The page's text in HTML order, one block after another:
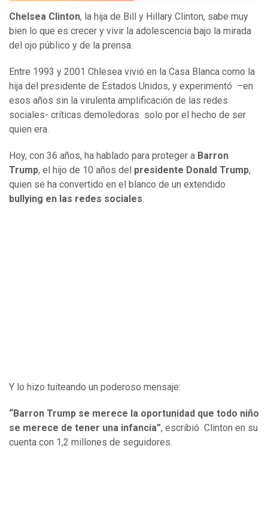
Chelsea Clinton, la hija de Bill y Hillary Clinton, sabe muy
bien lo que es crecer y vivir la adolescencia bajo la mirada
del ojo público y de la prensa.
Entre 1993 y 2001 Chlesea vivió en la Casa Blanca como la
hija del presidente de Estados Unidos, y experimentó –en
esos años sin la virulenta amplificación de las redes
sociales- críticas demoledoras solo por el hecho de ser
quien era.
Hoy, con 36 años, ha hablado para proteger a Barron
Trump, el hijo de 10 años del presidente Donald Trump,
quien se ha convertido en el blanco de un extendido
bullying en las redes sociales.
Y lo hizo tuiteando un poderoso mensaje:
“Barron Trump se merece la oportunidad que todo niño
se merece de tener una infancia”, escribió Clinton en su
cuenta con 1,2 millones de seguidores.